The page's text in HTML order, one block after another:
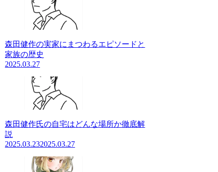
森田健作の実家にまつわるエピソードと
家族の歴史
2025.03.27
森田健作氏の自宅はどんな場所か徹底解
説
2025.03.232025.03.27